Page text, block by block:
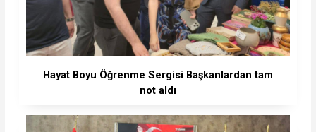
Hayat Boyu Öğrenme Sergisi Başkanlardan tam
not aldı